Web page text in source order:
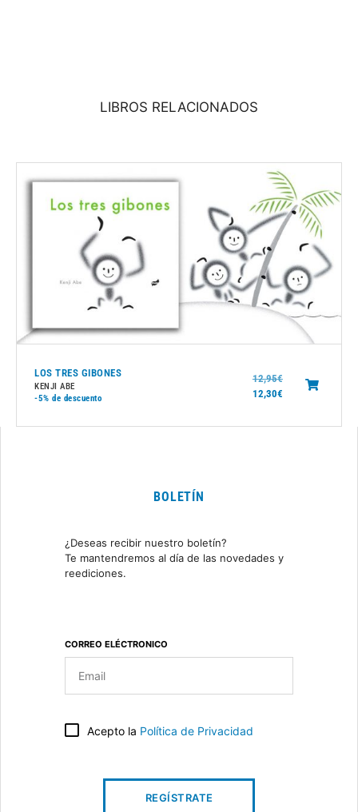
LIBROS RELACIONADOS
LOS TRES GIBONES
KENJI ABE
-5% de descuento
12,95€
12,30€
BOLETÍN
¿Deseas recibir nuestro boletín?
Te mantendremos al día de las novedades y
reediciones.
CORREO ELÉCTRONICO
Acepto la Política de Privacidad
REGÍSTRATE